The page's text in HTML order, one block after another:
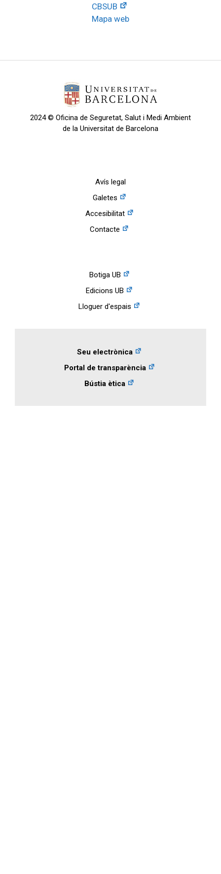
CBSUB
Mapa web
2024 © Oficina de Seguretat, Salut i Medi Ambient
de la Universitat de Barcelona
Avís legal
Galetes
Accesibilitat
Contacte
Botiga UB
Edicions UB
Lloguer d'espais
Seu electrònica
Portal de transparència
Bústia ètica